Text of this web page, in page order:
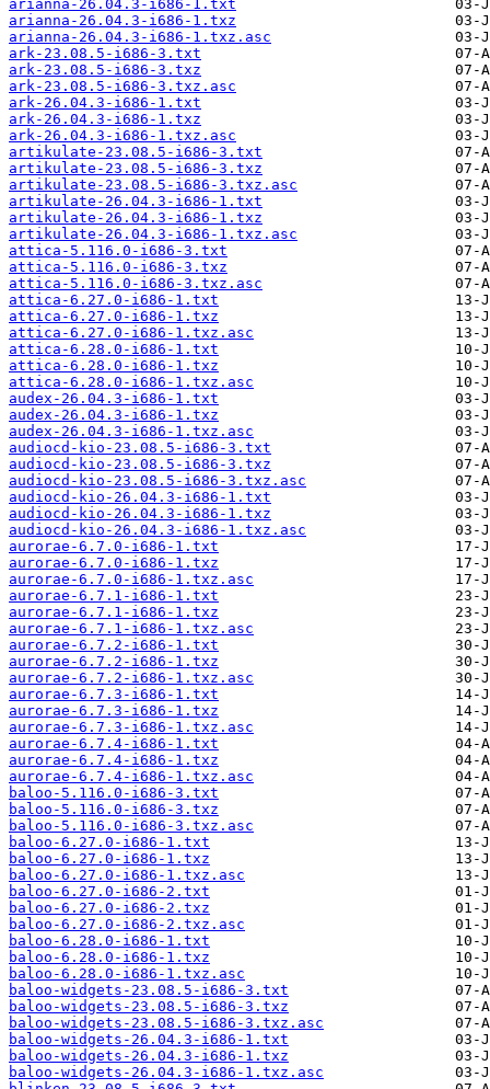
arianna-26.04.3-i686-1.txt
arianna-26.04.3-i686-1.txz
arianna-26.04.3-i686-1.txz.asc
ark-23.08.5-i686-3.txt
ark-23.08.5-i686-3.txz
ark-23.08.5-i686-3.txz.asc
ark-26.04.3-i686-1.txt
ark-26.04.3-i686-1.txz
ark-26.04.3-i686-1.txz.asc
artikulate-23.08.5-i686-3.txt
artikulate-23.08.5-i686-3.txz
artikulate-23.08.5-i686-3.txz.asc
artikulate-26.04.3-i686-1.txt
artikulate-26.04.3-i686-1.txz
artikulate-26.04.3-i686-1.txz.asc
attica-5.116.0-i686-3.txt
attica-5.116.0-i686-3.txz
attica-5.116.0-i686-3.txz.asc
attica-6.27.0-i686-1.txt
attica-6.27.0-i686-1.txz
attica-6.27.0-i686-1.txz.asc
attica-6.28.0-i686-1.txt
attica-6.28.0-i686-1.txz
attica-6.28.0-i686-1.txz.asc
audex-26.04.3-i686-1.txt
audex-26.04.3-i686-1.txz
audex-26.04.3-i686-1.txz.asc
audiocd-kio-23.08.5-i686-3.txt
audiocd-kio-23.08.5-i686-3.txz
audiocd-kio-23.08.5-i686-3.txz.asc
audiocd-kio-26.04.3-i686-1.txt
audiocd-kio-26.04.3-i686-1.txz
audiocd-kio-26.04.3-i686-1.txz.asc
aurorae-6.7.0-i686-1.txt
aurorae-6.7.0-i686-1.txz
aurorae-6.7.0-i686-1.txz.asc
aurorae-6.7.1-i686-1.txt
aurorae-6.7.1-i686-1.txz
aurorae-6.7.1-i686-1.txz.asc
aurorae-6.7.2-i686-1.txt
aurorae-6.7.2-i686-1.txz
aurorae-6.7.2-i686-1.txz.asc
aurorae-6.7.3-i686-1.txt
aurorae-6.7.3-i686-1.txz
aurorae-6.7.3-i686-1.txz.asc
aurorae-6.7.4-i686-1.txt
aurorae-6.7.4-i686-1.txz
aurorae-6.7.4-i686-1.txz.asc
baloo-5.116.0-i686-3.txt
baloo-5.116.0-i686-3.txz
baloo-5.116.0-i686-3.txz.asc
baloo-6.27.0-i686-1.txt
baloo-6.27.0-i686-1.txz
baloo-6.27.0-i686-1.txz.asc
baloo-6.27.0-i686-2.txt
baloo-6.27.0-i686-2.txz
baloo-6.27.0-i686-2.txz.asc
baloo-6.28.0-i686-1.txt
baloo-6.28.0-i686-1.txz
baloo-6.28.0-i686-1.txz.asc
baloo-widgets-23.08.5-i686-3.txt
baloo-widgets-23.08.5-i686-3.txz
baloo-widgets-23.08.5-i686-3.txz.asc
baloo-widgets-26.04.3-i686-1.txt
baloo-widgets-26.04.3-i686-1.txz
baloo-widgets-26.04.3-i686-1.txz.asc